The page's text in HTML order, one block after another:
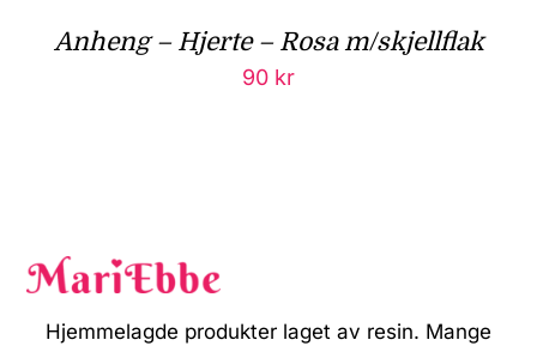
Anheng – Hjerte – Rosa m/skjellflak
90 kr
Hjemmelagde produkter laget av resin. Mange